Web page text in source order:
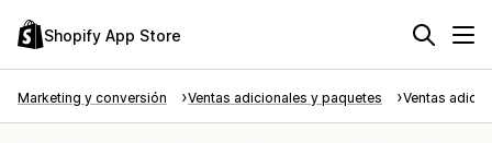
Shopify App Store
Marketing y conversión Ventas adicionales y paquetes Ventas